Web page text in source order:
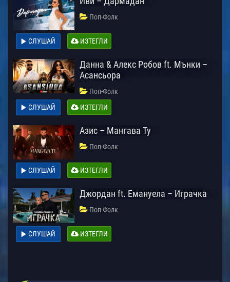
Поп-Фолк
СЛУШАЙ ИЗТЕГЛИ
Данна & Алекс Робов ft. Мънки –
Асансьора
Поп-Фолк
СЛУШАЙ
ИЗТЕГЛИ
Азис – Мангава Ту
Поп-Фолк
СЛУШАЙ ИЗТЕГЛИ
Джордан ft. Емануела – Играчка
Поп-Фолк
СЛУШАЙ ИЗТЕГЛИ